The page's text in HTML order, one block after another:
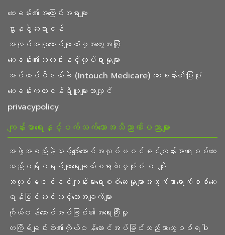
ဆေးခန်း၏အကြောင်းအရာများ
ဌာနခွဲဆရာဝန်
အလုပ်အမှုဆောင်များထံမှအတွေ့အကြုံ
ဆေးခန်း၏သတင်းနှင့်လှုပ်ရှားမှုများ
အင်ထပ်မီဒယ်ခဲ (Intouch Medicare) ဆေးခန်း၏မြေပုံ
ဆေးခန်းကတာဝန်ရှိသူများသာလျှင်
privacypolicy
ကျန်းမာရေးနှင့်ပက်သက်သောအသိညာဏ်ပညာများ
အဖွဲ့အစည်းနဲ့သင့်လျော်အောင်အလုပ်မဝင်ခင်ကျန်းမာရေးစစ်ဆေး
သည့်ပရိုဂရမ်များရွေးချယ်စရာထဲမှပုံစံ ၈ မျိုး
အလုပ်မ၀င်ခင်ကျန်းမာရေးစစ်ဆေးမှုများအတွက်လာရောက်စစ်ဆေး
ရန်ပြင်ဆင်သင့်သောအချက်များ
ကိုယ်၀န်ဆောင်အပ်ခြင်း၏အရေးကြီးမှု
တကြိမ်ချင်းဆီ၏ကိုယ်၀န်ဆောင်အပ်ခြင်းသည်ဘာတွေစစ်ရပါ